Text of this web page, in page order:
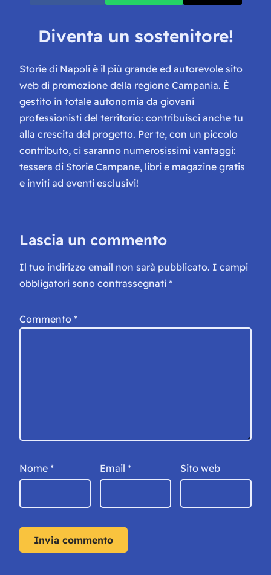
Diventa un sostenitore!
Storie di Napoli è il più grande ed autorevole sito
web di promozione della regione Campania. È
gestito in totale autonomia da giovani
professionisti del territorio: contribuisci anche tu
alla crescita del progetto. Per te, con un piccolo
contributo, ci saranno numerosissimi vantaggi:
tessera di Storie Campane, libri e magazine gratis
e inviti ad eventi esclusivi!
Lascia un commento
Il tuo indirizzo email non sarà pubblicato. I campi
obbligatori sono contrassegnati *
Commento *
Nome * Email * Sito web